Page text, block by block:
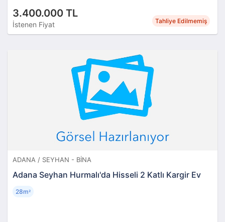
3.400.000 TL
İstenen Fiyat Tahliye Edilmemiş
ADANA / SEYHAN - BINA
Adana Seyhan Hurmalı'da Hisseli 2 Katlı Kargir Ev
28m²